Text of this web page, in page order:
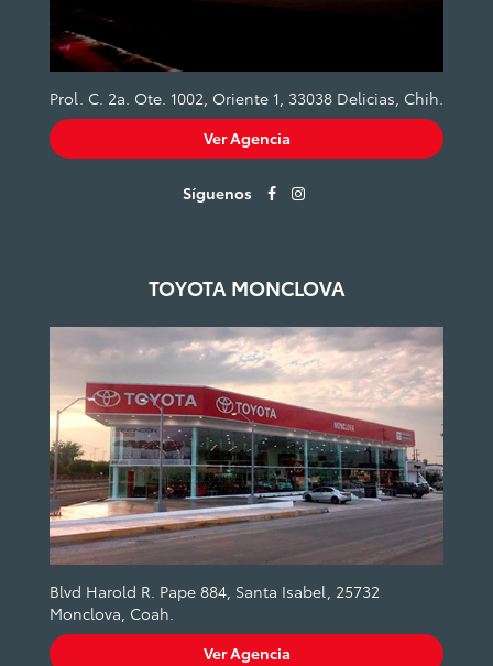
Prol. C. 2a. Ote. 1002, Oriente 1, 33038 Delicias, Chih.
Ver Agencia
Síguenos
TOYOTA MONCLOVA
Blvd Harold R. Pape 884, Santa Isabel, 25732
Monclova, Coah.
Ver Agencia